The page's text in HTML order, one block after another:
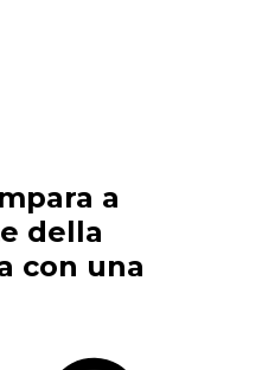
a
della
con una